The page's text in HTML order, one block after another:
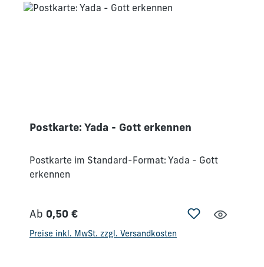
Postkarte: Yada - Gott erkennen
Postkarte im Standard-Format: Yada - Gott
erkennen
Regulärer Preis:
Ab 0,50 €
Preise inkl. MwSt. zzgl. Versandkosten